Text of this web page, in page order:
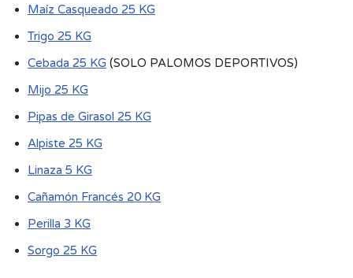
Maíz Casqueado 25 KG
Trigo 25 KG
Cebada 25 KG (SOLO PALOMOS DEPORTIVOS)
Mijo 25 KG
Pipas de Girasol 25 KG
Alpiste 25 KG
Linaza 5 KG
Cañamón Francés 20 KG
Perilla 3 KG
Sorgo 25 KG